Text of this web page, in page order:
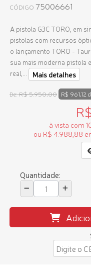
CÓDIGO 75006661
A pistola G3C TORO, em
pistolas com recursos
o lançamento TORO -
sua mais moderna pistola
real,...
Mais detalhes
De:R$ 5.950,00 R$ 961,12
à vista com
ou R$ 4.988,88
Quantidade: